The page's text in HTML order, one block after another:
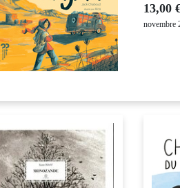
13,00
novembre